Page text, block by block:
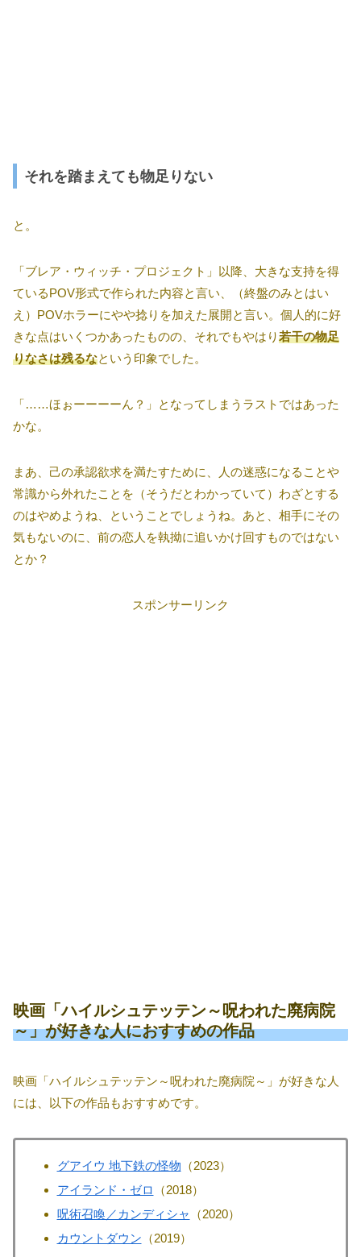
それを踏まえても物足りない
と。
「ブレア・ウィッチ・プロジェクト」以降、大きな支持を得
ているPOV形式で作られた内容と言い、（終盤のみとはい
え）POVホラーにやや捻りを加えた展開と言い。個人的に好
きな点はいくつかあったものの、それでもやはり若干の物足
りなさは残るなという印象でした。
「……ほぉーーーーん？」となってしまうラストではあった
かな。
まあ、己の承認欲求を満たすために、人の迷惑になることや
常識から外れたことを（そうだとわかっていて）わざとする
のはやめようね、ということでしょうね。あと、相手にその
気もないのに、前の恋人を執拗に追いかけ回すものではない
とか？
スポンサーリンク
映画「ハイルシュテッテン～呪われた廃病院
～」が好きな人におすすめの作品
映画「ハイルシュテッテン～呪われた廃病院～」が好きな人
には、以下の作品もおすすめです。
グアイウ 地下鉄の怪物 （2023）
アイランド・ゼロ （2018）
呪術召喚／カンディシャ （2020）
カウントダウン （2019）